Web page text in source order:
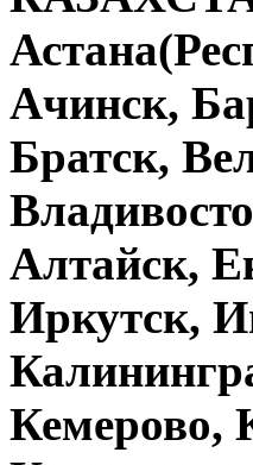
Ачинск,
Братск,
Алтайск,
Иркутск,
Кемерово,